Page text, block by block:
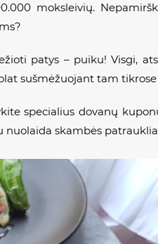
moksleivių.
patys – puiku! Visgi,
sušmėžuojant tam
specialius dovanų
nuolaida skambės